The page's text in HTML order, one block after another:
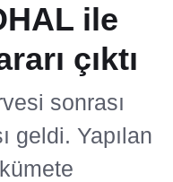
ile
çıktı
sonrası
geldi. Yapılan